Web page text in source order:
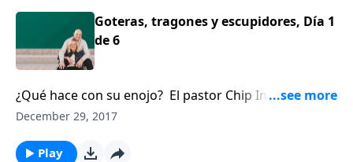
Goteras, tragones y escupidores, Día 1
de 6
¿Qué hace con su enojo? El pastor Chip Ingram cree
que el enojo bien manejado puede ser muy valioso.
December 29, 2017
Play